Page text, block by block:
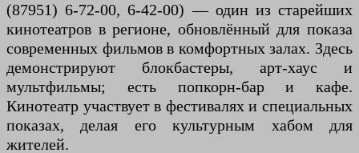
(87951) 6-72-00, 6-42-00) — один из старейших
кинотеатров в регионе, обновлённый для показа
современных фильмов в комфортных залах. Здесь
демонстрируют блокбастеры, арт-хаус и
мультфильмы; есть попкорн-бар и кафе.
Кинотеатр участвует в фестивалях и специальных
показах, делая его культурным хабом для
жителей.